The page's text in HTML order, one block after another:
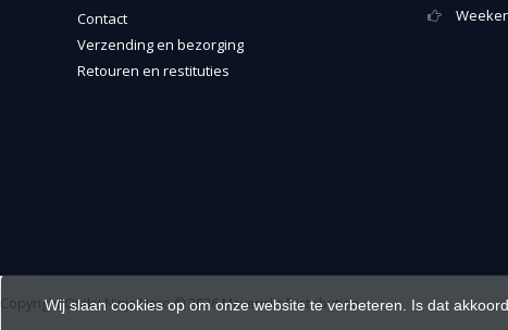
Contact
Verzending en bezorging
Retouren en restituties
Wij slaan cookies op om onze website te verbeteren. Is dat
Copyright Otaku Ninja Hero © 2026 Mavericks Distribution